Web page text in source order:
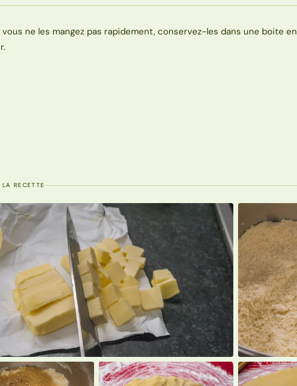
vous ne les mangez pas rapidement, conservez-les dans une boite en
RECETTE